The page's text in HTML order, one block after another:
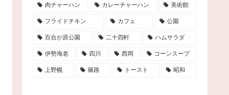
肉チャーハン カレーチャーハン 美術館
フライドチキン カフェ 公園
百合が原公園 二十四軒 ハムサラダ
伊勢海老 四川 西岡 コーンスープ
上野幌 篠路 トースト 昭和